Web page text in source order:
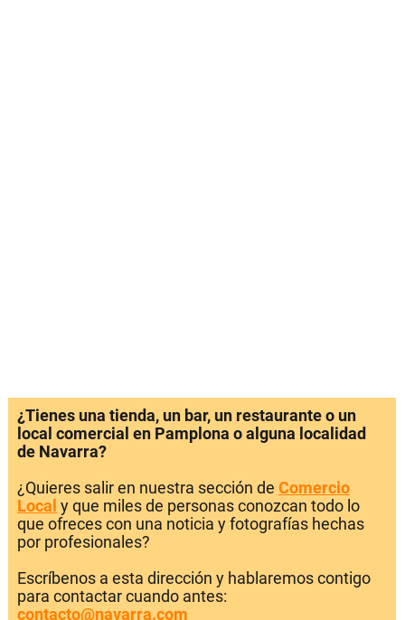
¿Tienes una tienda, un bar, un restaurante o un
local comercial en Pamplona o alguna localidad
de Navarra?
¿Quieres salir en nuestra sección de Comercio
Local y que miles de personas conozcan todo lo
que ofreces con una noticia y fotografías hechas
por profesionales?
Escríbenos a esta dirección y hablaremos contigo
para contactar cuando antes:
contacto@navarra.com